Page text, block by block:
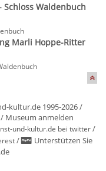
Waldenbuch
Marli Hoppe-Ritter
kultur.de 1995-2026 /
/ Museum anmelden
und-kultur.de bei twitter/
/
Unterstützen Sie